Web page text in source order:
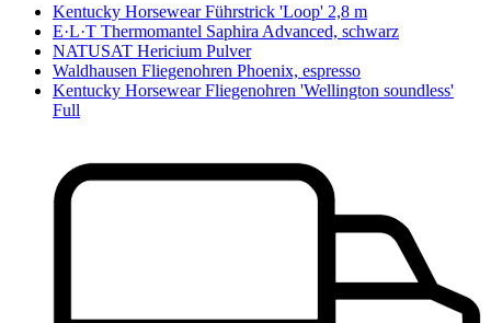
Kentucky Horsewear Führstrick 'Loop' 2,8 m
E·L·T Thermomantel Saphira Advanced, schwarz
NATUSAT Hericium Pulver
Waldhausen Fliegenohren Phoenix, espresso
Kentucky Horsewear Fliegenohren 'Wellington soundless'
Full